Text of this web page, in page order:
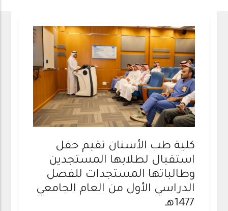
كلية طب الأسنان تقيم حفل
استقبال لطلابها المستجدين
وطالباتها المستجدات للفصل
الدراسي الأول من العام الجامعي
1477هـ